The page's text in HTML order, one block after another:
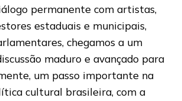
permanente com artistas,
estaduais e municipais,
chegamos a um
maduro e avançado para
um passo importante na
cultural brasileira, com a